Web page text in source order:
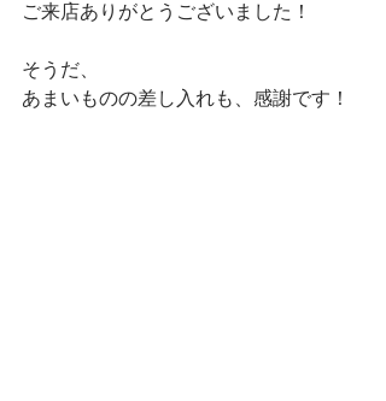
ご来店ありがとうございました！
そうだ、
あまいものの差し入れも、感謝です！